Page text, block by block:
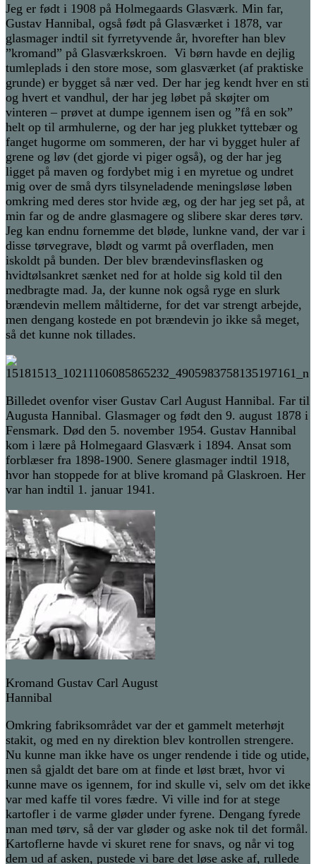
Jeg er født i 1908 på Holmegaards Glasværk. Min far,
Gustav Hannibal, også født på Glasværket i 1878, var
glasmager indtil sit fyrretyvende år, hvorefter han blev
”kromand” på Glasværkskroen. Vi børn havde en dejlig
tumleplads i den store mose, som glasværket (af praktiske
grunde) er bygget så nær ved. Der har jeg kendt hver en sti
og hvert et vandhul, der har jeg løbet på skøjter om
vinteren – prøvet at dumpe igennem isen og ”få en sok”
helt op til armhulerne, og der har jeg plukket tyttebær og
fanget hugorme om sommeren, der har vi bygget huler af
grene og løv (det gjorde vi piger også), og der har jeg
ligget på maven og fordybet mig i en myretue og undret
mig over de små dyrs tilsyneladende meningsløse løben
omkring med deres stor hvide æg, og der har jeg set på, at
min far og de andre glasmagere og slibere skar deres tørv.
Jeg kan endnu fornemme det bløde, lunkne vand, der var i
disse tørvegrave, blødt og varmt på overfladen, men
iskoldt på bunden. Der blev brændevinsflasken og
hvidtølsankret sænket ned for at holde sig kold til den
medbragte mad. Ja, der kunne nok også ryge en slurk
brændevin mellem måltiderne, for det var strengt arbejde,
men dengang kostede en pot brændevin jo ikke så meget,
så det kunne nok tillades.
Billedet ovenfor viser Gustav Carl August Hannibal. Far til
Augusta Hannibal. Glasmager og født den 9. august 1878 i
Fensmark. Død den 5. november 1954. Gustav Hannibal
kom i lære på Holmegaard Glasværk i 1894. Ansat som
forblæser fra 1898-1900. Senere glasmager indtil 1918,
hvor han stoppede for at blive kromand på Glaskroen. Her
var han indtil 1. januar 1941.
Kromand Gustav Carl August
Hannibal
Omkring fabriksområdet var der et gammelt meterhøjt
stakit, og med en ny direktion blev kontrollen strengere.
Nu kunne man ikke have os unger rendende i tide og utide,
men så gjaldt det bare om at finde et løst bræt, hvor vi
kunne mave os igennem, for ind skulle vi, selv om det ikke
var med kaffe til vores fædre. Vi ville ind for at stege
kartofler i de varme gløder under fyrene. Dengang fyrede
man med tørv, så der var gløder og aske nok til det formål.
Kartoflerne havde vi skuret rene for snavs, og når vi tog
dem ud af asken, pustede vi bare det løse aske af, rullede